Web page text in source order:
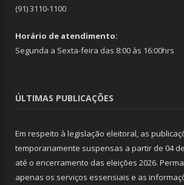
(91) 3110-1100
Horário de atendimento:
Segunda a Sexta-feira das 8:00 às 16:00hrs
ÚLTIMAS PUBLICAÇÕES
Em respeito à legislação eleitoral, as
temporariamente suspensas a partir de 04
até o encerramento das eleições 2026.
apenas os serviços essensiais e as